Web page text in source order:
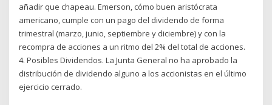
añadir que chapeau. Emerson, cómo buen aristócrata
americano, cumple con un pago del dividendo de forma
trimestral (marzo, junio, septiembre y diciembre) y con la
recompra de acciones a un ritmo del 2% del total de acciones.
4. Posibles Dividendos. La Junta General no ha aprobado la
distribución de dividendo alguno a los accionistas en el último
ejercicio cerrado.